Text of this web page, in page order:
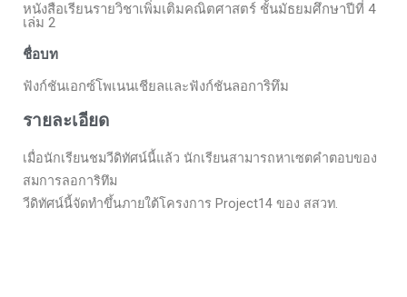
หนังสือเรียนรายวิชาเพิ่มเติมคณิตศาสตร์ ชั้นมัธยมศึกษาปีที่ 4
เล่ม 2
ชื่อบท
ฟังก์ชันเอกซ์โพเนนเชียลและฟังก์ชันลอการิทึม
รายละเอียด
เมื่อนักเรียนชมวีดิทัศน์นี้แล้ว นักเรียนสามารถหาเซตคำตอบของ
สมการลอการิทึม
วีดิทัศน์นี้จัดทำขึ้นภายใต้โครงการ Project14 ของ สสวท.